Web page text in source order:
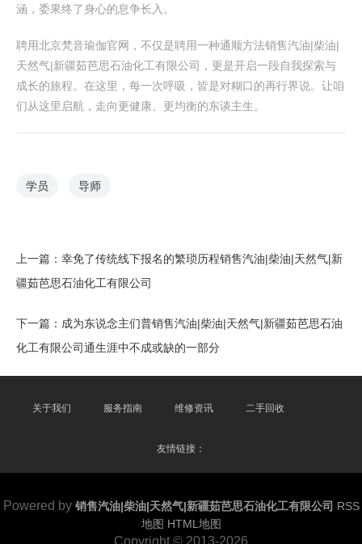
涵，委果终了身心的息争长入。
聘用北京梵音瑜伽官网，不仅是聘用一种通顺方法销售汽油|柴油|
天然气|新疆茹芭思石油化工有限公司，更是开启一段自我探索与
成长的旅程。在这里，每一次呼吸，皆是对糊口的再行界说。让咱
们从这里启航，走向更健康、更均衡的东谈主生。
学员 导师
上一篇： 幸免了传统线下报名的繁琐历程销售汽油|柴油|天然气|新
疆茹芭思石油化工有限公司
下一篇： 成为东说念主们普销售汽油|柴油|天然气|新疆茹芭思石油
化工有限公司通生涯中不成或缺的一部分
关于我们 服务指南 维修资讯 二手回收
友情链接：
Powered by 销售汽油|柴油|天然气|新疆茹芭思石油化工有限公司 RSS
地图 HTML地图
Copyright © 2013-2026